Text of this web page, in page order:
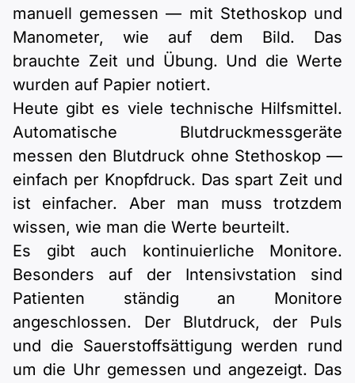
manuell gemessen — mit Stethoskop und
Manometer, wie auf dem Bild. Das
brauchte Zeit und Übung. Und die Werte
wurden auf Papier notiert.
Heute gibt es viele technische Hilfsmittel.
Automatische Blutdruckmessgeräte
messen den Blutdruck ohne Stethoskop —
einfach per Knopfdruck. Das spart Zeit und
ist einfacher. Aber man muss trotzdem
wissen, wie man die Werte beurteilt.
Es gibt auch kontinuierliche Monitore.
Besonders auf der Intensivstation sind
Patienten ständig an Monitore
angeschlossen. Der Blutdruck, der Puls
und die Sauerstoffsättigung werden rund
um die Uhr gemessen und angezeigt. Das